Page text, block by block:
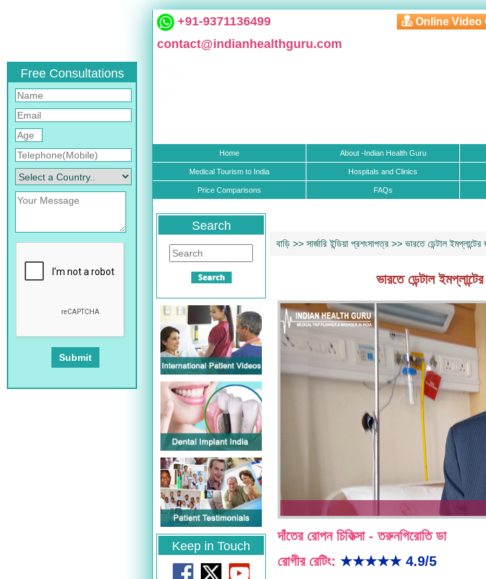
Free Consultations
+91-9371136499 Online Video
contact@indianhealthguru.com
Home About -Indian Health Guru
Medical Tourism to India Hospitals and Clinics
Price Comparisons FAQs
Search
Keep in Touch
বাড়ি >> সার্জারি ইন্ডিয়া প্রশংসাপত্র >> ভারতে ডেন্টাল
ভারতে ডেন্টাল
দাঁতের রোপন চিকিত্সা - তরুনগিরোতি ডা
রোগীর রেটিং: ★★★★★ 4.9/5